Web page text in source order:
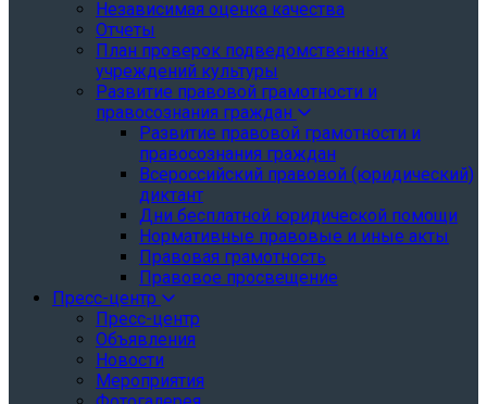
Независимая оценка качества
Отчеты
План проверок подведомственных
учреждений культуры
Развитие правовой грамотности и
правосознания граждан
Развитие правовой грамотности и
правосознания граждан
Всероссийский правовой (юридический)
диктант
Дни бесплатной юридической помощи
Нормативные правовые и иные акты
Правовая грамотность
Правовое просвещение
Пресс-центр
Пресс-центр
Объявления
Новости
Мероприятия